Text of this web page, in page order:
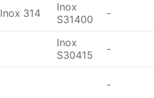
Inox 314
Inox
S31400
-
Inox
S30415
-
-